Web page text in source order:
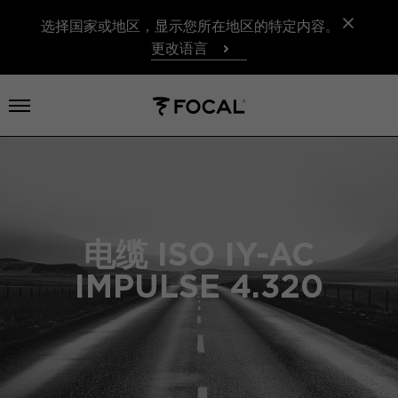
选择国家或地区，显示您所在地区的特定内容。
更改语言
打开菜单
电缆 ISO IY-AC
IMPULSE 4.320